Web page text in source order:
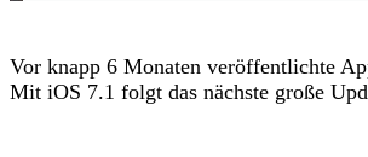
Vor knapp 6 Monaten veröffentlichte
Mit iOS 7.1 folgt das nächste große